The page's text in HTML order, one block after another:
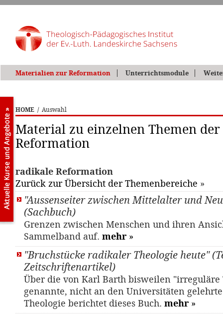
Materialien zur Reformation Unterrichtsmodule
HOME / Auswahl
Material zu einzelnen Themen der
Reformation
radikale Reformation
Zurück zur Übersicht der Themenbereiche »
"Aussenseiter zwischen Mittelalter und
(Sachbuch)
Grenzen zwischen Menschen und ihren
Sammelband auf. mehr »
"Bruchstücke radikaler Theologie heute"
Zeitschriftenartikel)
Über die von Karl Barth bisweilen "irreguläre
genannte, nicht an den Universitäten
Theologie berichtet dieses Buch. mehr »